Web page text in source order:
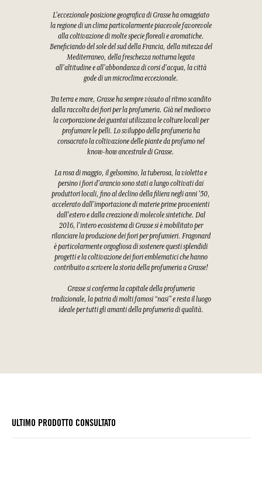
L'eccezionale posizione geografica di Grasse ha omaggiato
la regione di un clima particolarmente piacevole favorevole
alla coltivazione di molte specie floreali e aromatiche.
Beneficiando del sole del sud della Francia, della mitezza del
Mediterraneo, della freschezza notturna legata
all'altitudine e all'abbondanza di corsi d'acqua, la città
gode di un microclima eccezionale.
Tra terra e mare, Grasse ha sempre vissuto al ritmo scandito
dalla raccolta dei fiori per la profumeria. Già nel medioevo
la corporazione dei guantai utilizzava le colture locali per
profumare le pelli. Lo sviluppo della profumeria ha
consacrato la coltivazione delle piante da profumo nel
know-how ancestrale di Grasse.
La rosa di maggio, il gelsomino, la tuberosa, la violetta e
persino i fiori d'arancio sono stati a lungo coltivati dai
produttori locali, fino al declino della filiera negli anni '50,
accelerato dall'importazione di materie prime provenienti
dall'estero e dalla creazione di molecole sintetiche. Dal
2016, l'intero ecosistema di Grasse si è mobilitato per
rilanciare la produzione dei fiori per profumieri. Fragonard
è particolarmente orgogliosa di sostenere questi splendidi
progetti e la coltivazione dei fiori emblematici che hanno
contribuito a scrivere la storia della profumeria a Grasse!
Grasse si conferma la capitale della profumeria
tradizionale, la patria di molti famosi “nasi” e resta il luogo
ideale per tutti gli amanti della profumeria di qualità.
ULTIMO PRODOTTO CONSULTATO